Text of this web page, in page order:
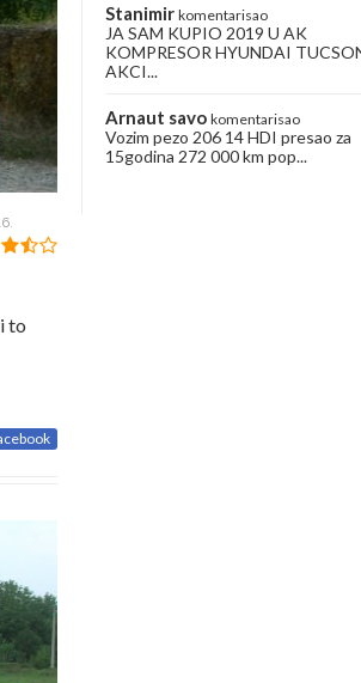
to
Stanimir komentarisao
JA SAM KUPIO 2019 U AK
KOMPRESOR HYUNDAI
AKCI...
Arnaut savo komentarisao
Vozim pezo 206 14 HDI presao za
15godina 272 000 km pop...